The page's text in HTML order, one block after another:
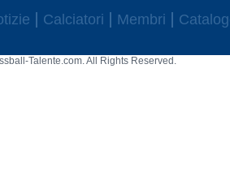
Calciatori Membri
Talente.com. All Rights Reserved.